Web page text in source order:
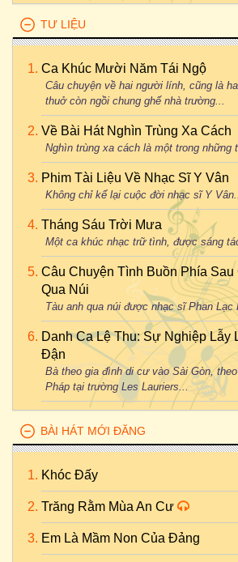
TƯ LIỆU
Ca Khúc Mười Năm Tái Ngộ
Câu chuyện về hai người lính, cũng là
thuở còn ngồi chung ghế nhà trường...
Về Bài Hát Nghìn Trùng Xa Cách
Nghìn trùng xa cách là một trong những
Phim Tài Liệu Về Nhạc Sĩ Y Vân
Không chỉ kể lại cuộc đời nhạc sĩ Y
Tháng Sáu Trời Mưa
Một ca khúc nhạc trữ tình, được sáng
Câu Chuyện Tình Buồn Phía Sau
Qua Núi
Tàu anh qua núi được nhạc sĩ Phan Lạc
Danh Ca Lệ Thu: Sự Nghiệp
Đận
Bà theo gia đình di cư vào Sài Gòn,
Pháp tại trường Les Lauriers...
BÀI HÁT MỚI ĐĂNG
Khóc Đấy
Trăng Rằm Mùa An Cư
Em Là Mầm Non Của Đảng